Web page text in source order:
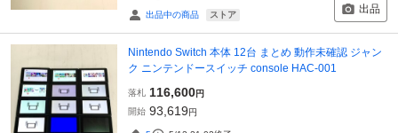
出品中の商品 ストア 出品
Nintendo Switch 本体 12台 まとめ 動作未確認 ジャン
ク ニンテンドースイッチ console HAC-001
落札 116,600円
開始 93,619円